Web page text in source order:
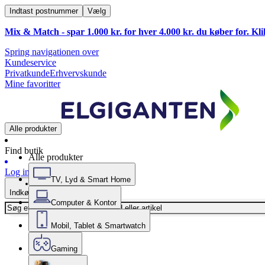
Indtast postnummer Vælg
Mix & Match - spar 1.000 kr. for hver 4.000 kr. du køber for.
Spring navigationen over
Kundeservice
PrivatkundeErhvervskunde
Mine favoritter
Alle produkter
Find butik
Log ind
Indkøbskurv
Alle produkter
TV, Lyd & Smart Home
Computer & Kontor
Mobil, Tablet & Smartwatch
Gaming